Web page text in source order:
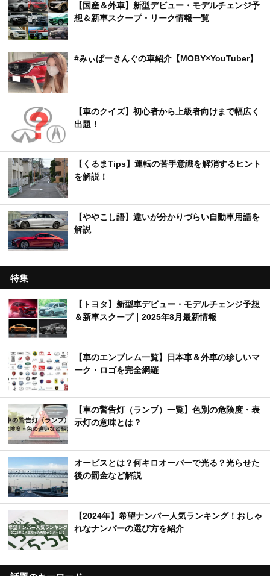
【国産＆外車】新型デビュー・モデルチェンジ予
想＆新車スクープ・リーク情報一覧
#みぃぱーきんぐの車紹介【MOBY×YouTuber】
【車のクイズ】初心者から上級者向けまで幅広く
出題！
【くるまTips】運転の苦手意識を解消するヒント
を解説！
【ややこし語】違いが分かりづらい自動車用語を
解説
特集
【トヨタ】新型車デビュー・モデルチェンジ予想
＆新車スクープ｜2025年8月最新情報
【車のエンブレム一覧】日本車＆外車の珍しいマ
ーク・ロゴを完全網羅
【車の警告灯（ランプ）一覧】色別の危険度・表
示灯の意味とは？
オービスとは？何キロオーバーで光る？光らせた
後の罰金など解説
【2024年】希望ナンバー人気ランキング！おしゃ
れなナンバーの選び方を紹介